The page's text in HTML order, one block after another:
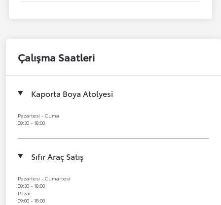
Çalışma Saatleri
Kaporta Boya Atolyesi
Pazartesi - Cuma
08:30 - 18:00
Sıfır Araç Satış
Pazartesi - Cumartesi
08:30 - 18:00
Pazar
09:00 - 18:00